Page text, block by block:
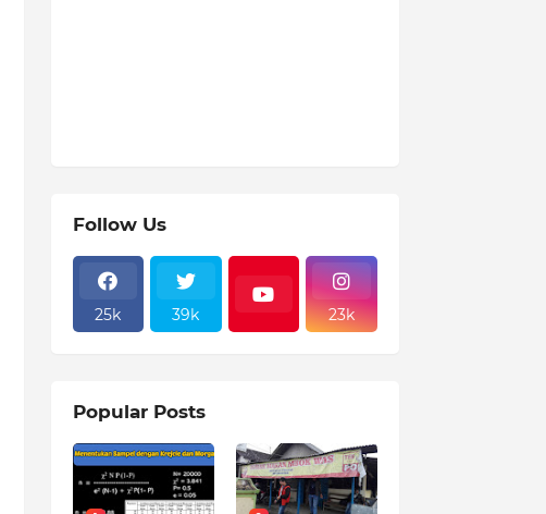
Follow Us
25k 39k 23k
Popular Posts